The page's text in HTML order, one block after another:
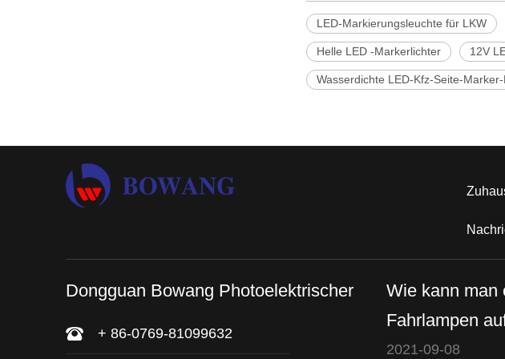
LED-Markierungsleuchte für LKW
Helle LED -Markerlichter 12V
Wasserdichte LED-Kfz-Seite-
Dongguan Bowang Photoelektrischer
+ 86-0769-81099632
Wie kann man
Fahrlampen
2021-09-08